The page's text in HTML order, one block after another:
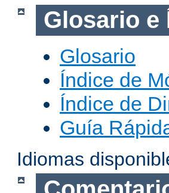
Glosario e
Glosario
Índice de
Índice de
Guía
Idiomas